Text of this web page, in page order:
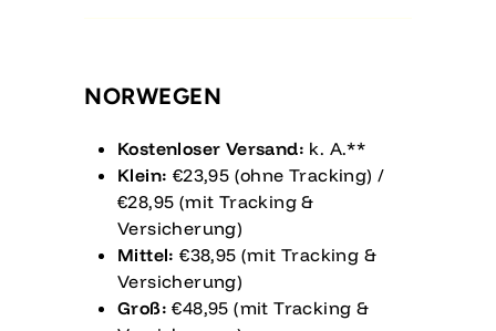
NORWEGEN
Kostenloser Versand: k. A.**
Klein: €23,95 (ohne Tracking) /
€28,95 (mit Tracking &
Versicherung)
Mittel: €38,95 (mit Tracking &
Versicherung)
Groß: €48,95 (mit Tracking &